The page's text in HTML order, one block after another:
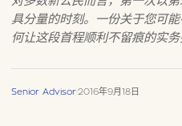
具分量的时刻。一份关于您可
何让这段首程顺利不留痕的实务
Senior Advisor·2016年9月18日